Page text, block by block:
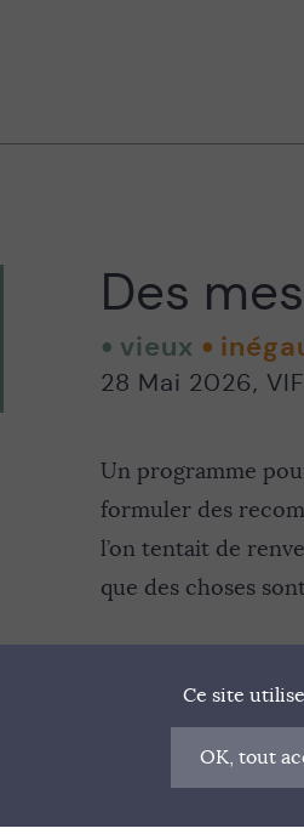
Des
vieux
28 Mai 2026, VIF
Un programme
formuler des
l’on tentait de
que des choses
SOUTENIR VIF NOTRE
Ce site
OK, tout